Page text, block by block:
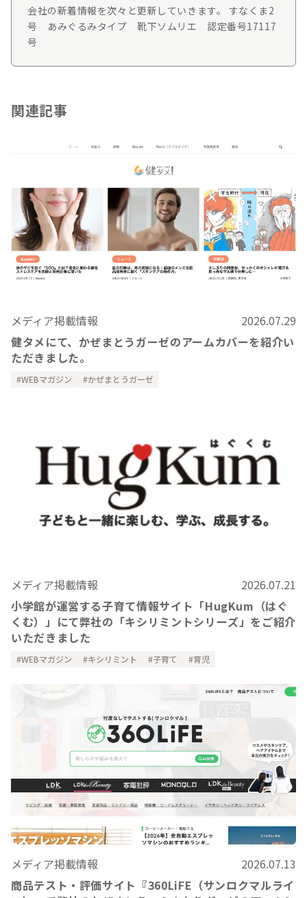
会社の新着情報を次々と更新していきます。 すなくま2
号 あみぐるみタイプ 靴下ソムリエ 認定番号17117
号
関連記事
メディア掲載情報
2026.07.29
健タメにて、かぜまとうガーゼのアームカバーを紹介い
ただきました。
WEBマガジン かぜまとうガーゼ
メディア掲載情報
2026.07.21
小学館が運営する子育て情報サイト「HugKum（はぐ
くむ）」にて弊社の「キシリミントシリーズ」をご紹介
いただきました
WEBマガジン キシリミント 子育て 育児
メディア掲載情報
2026.07.13
商品テスト・評価サイト『360LiFE（サンロクマルライ